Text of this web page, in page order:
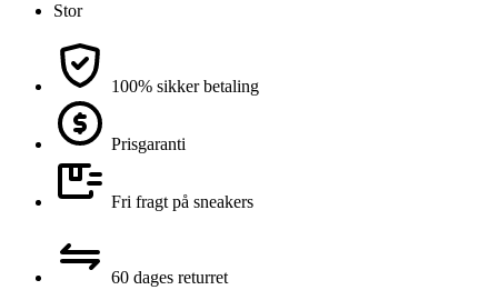
Stor
100% sikker betaling
Prisgaranti
Fri fragt på sneakers
60 dages returret